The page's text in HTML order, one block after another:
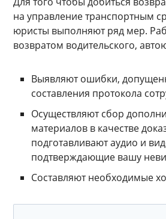
на управление транспортным
юристы выполняют ряд мер.
возвратом водительского,
Выявляют ошибки,
составления протокола
Осуществляют сбор
материалов в качестве
подготавливают аудио и
подтверждающие вашу
Составляют необходимые